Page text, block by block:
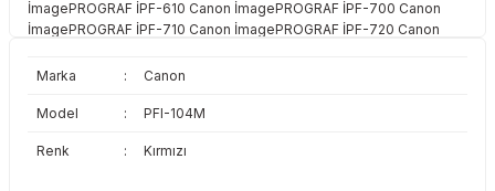
İmagePROGRAF İPF-610 Canon İmagePROGRAF İPF-700 Canon
İmagePROGRAF İPF-710 Canon İmagePROGRAF İPF-720 Canon
Marka
: Canon
Model : PFI-104M
Renk : Kırmızı